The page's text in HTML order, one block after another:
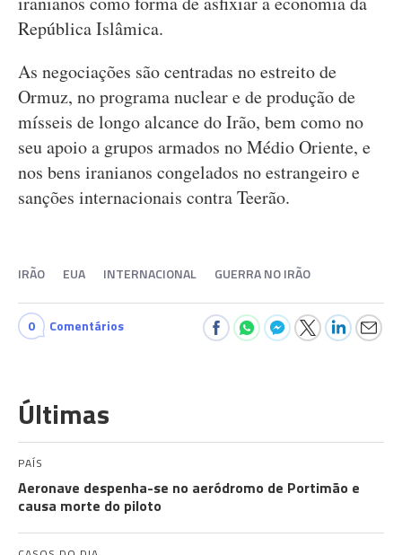
República Islâmica.
As negociações são centradas no estreito de
Ormuz, no programa nuclear e de produção de
mísseis de longo alcance do Irão, bem como no
seu apoio a grupos armados no Médio Oriente, e
nos bens iranianos congelados no estrangeiro e
sanções internacionais contra Teerão.
IRÃO EUA INTERNACIONAL GUERRA NO IRÃO
0 Comentários
Últimas
PAÍS
Aeronave despenha-se no aeródromo de Portimão e
causa morte do piloto